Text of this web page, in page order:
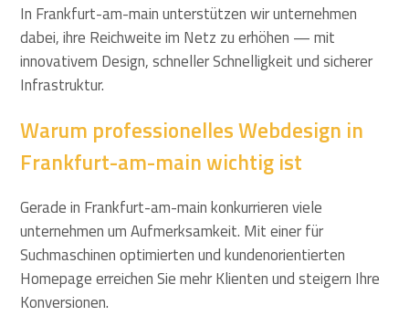
In Frankfurt-am-main unterstützen wir unternehmen
dabei, ihre Reichweite im Netz zu erhöhen — mit
innovativem Design, schneller Schnelligkeit und sicherer
Infrastruktur.
Warum professionelles Webdesign in
Frankfurt-am-main wichtig ist
Gerade in Frankfurt-am-main konkurrieren viele
unternehmen um Aufmerksamkeit. Mit einer für
Suchmaschinen optimierten und kundenorientierten
Homepage erreichen Sie mehr Klienten und steigern Ihre
Konversionen.